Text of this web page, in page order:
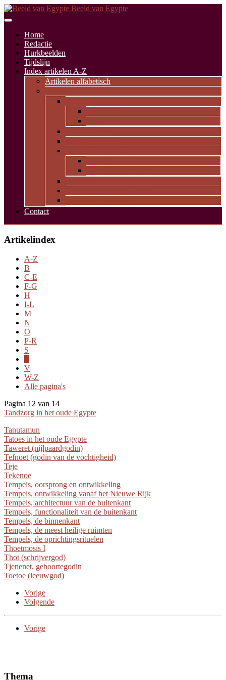
Beeld van Egypte
Home
Redactie
Hurkbeelden
Tijdslijn
Index artikelen A-Z
Artikelen alfabetisch
Contact
Artikelindex
A-Z
B
C-E
F-G
H
I-L
M
N
O
P-R
S
V
W-Z
Alle pagina's
Pagina 12 van 14
Tandzorg in het oude Egypte
Tanutamun
Tatoes in het oude Egypte
Taweret (nijlpaardgodin)
Tefnoet (godin van de vochtigheid)
Teje
Tekenoe
Tempels, oorsprong en ontwikkeling
Tempels, ontwikkeling vanaf het Nieuwe Rijk
Tempels, architectuur van de buitenkant
Tempels, functionaliteit van de buitenkant
Tempels, de binnenkant
Tempels, de meest heilige ruimten
Tempels, de oprichtingsrituelen
Thoetmosis I
Thot (schrijvergod)
Tjenenet, geboortegodin
Toetoe (leeuwgod)
Vorige
Volgende
Vorige
Thema